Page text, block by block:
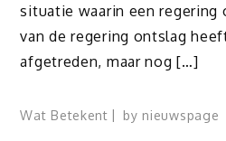
situatie waarin een regering
van de regering ontslag
afgetreden, maar nog […]
Wat Betekent by nieuwspage